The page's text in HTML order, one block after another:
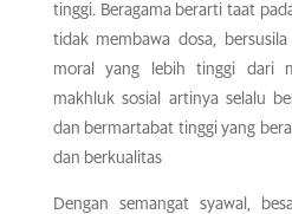
tinggi. Beragama berarti taat
tidak membawa dosa,
moral yang lebih tinggi dari
makhluk sosial artinya selalu
dan bermartabat tinggi yang
dan berkualitas
Dengan semangat syawal,